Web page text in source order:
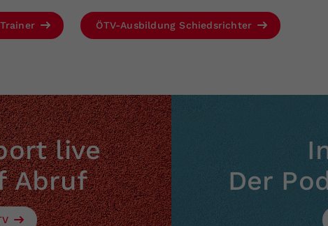
ÖTV-Ausbildung Schiedsrichter
live
Abruf
Der